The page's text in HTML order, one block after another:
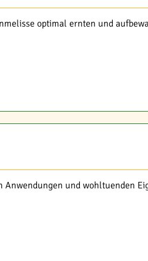
optimal ernten und
Anwendungen und wohltuenden